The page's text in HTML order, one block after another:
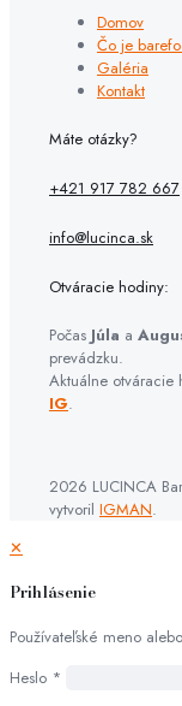
Domov
Čo je
Galéria
Kontakt
Máte otázky?
+421 917 782 667
info@lucinca.sk
Otváracie hodiny:
Počas Júla a
prevádzku.
Aktuálne otváracie
IG.
2026 LUCINCA
vytvoril IGMAN.
✕
Prihlásenie
Používateľské meno
Heslo *